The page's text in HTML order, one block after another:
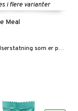
i flere varianter
Meal
God måltidserstatning som er perfekt å ha med seg. Bars med lav GI og ekstra fiber, samt alle næringsstoffer som du trenger. 200 kcal.